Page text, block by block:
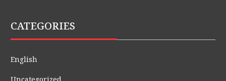
CATEGORIES
English
Uncategorized